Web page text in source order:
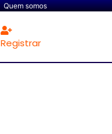
Quem somos
Registrar